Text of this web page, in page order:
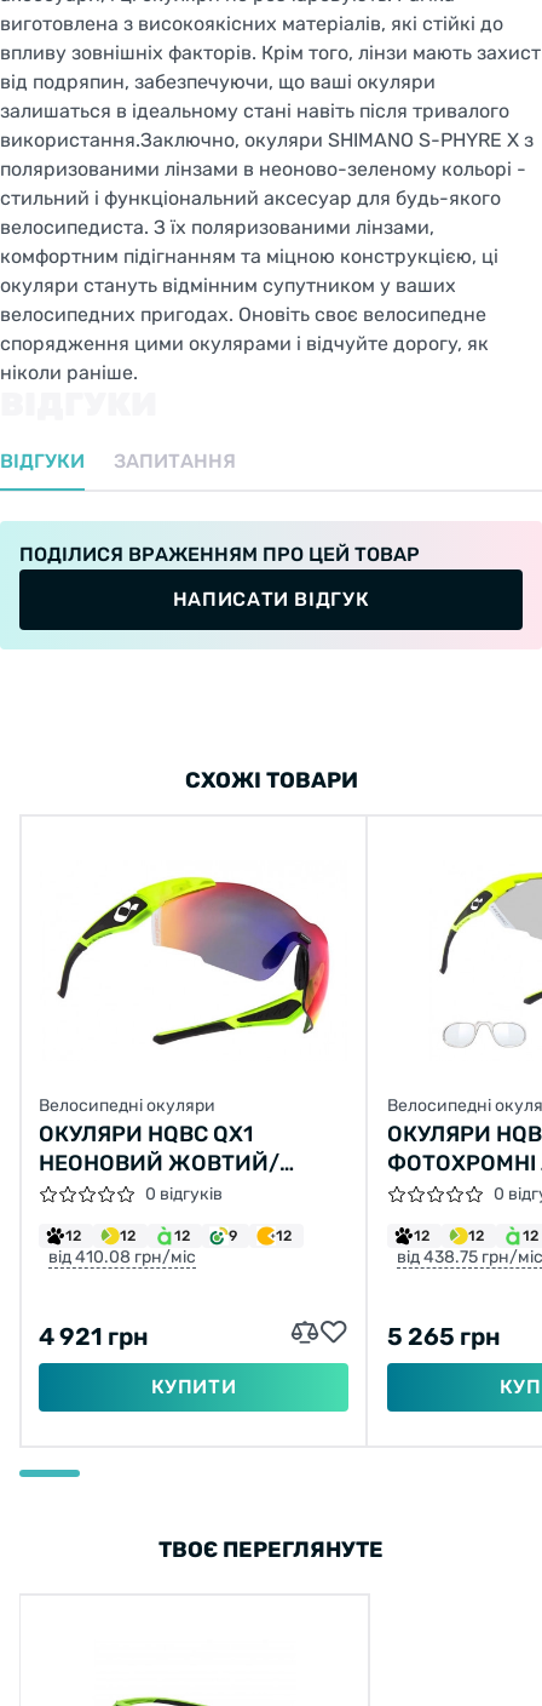
виготовлена з високоякісних матеріалів, які стійкі до
впливу зовнішніх факторів. Крім того, лінзи мають захист
від подряпин, забезпечуючи, що ваші окуляри
залишаться в ідеальному стані навіть після тривалого
використання.Заключно, окуляри SHIMANO S-PHYRE X з
поляризованими лінзами в неоново-зеленому кольорі -
стильний і функціональний аксесуар для будь-якого
велосипедиста. З їх поляризованими лінзами,
комфортним підігнанням та міцною конструкцією, ці
окуляри стануть відмінним супутником у ваших
велосипедних пригодах. Оновіть своє велосипедне
спорядження цими окулярами і відчуйте дорогу, як
ніколи раніше.
ВІДГУКИ ЗАПИТАННЯ
ПОДІЛИСЯ ВРАЖЕННЯМ ПРО ЦЕЙ ТОВАР
НАПИСАТИ ВІДГУК
СХОЖІ ТОВАРИ
Велосипедні окуляри
ОКУЛЯРИ HQBC QX1
НЕОНОВИЙ ЖОВТИЙ/
ЧОРНИЙ
0 відгуків
12 12 12 9 12
від 410.08 грн/міс
4 921 грн
КУПИТИ
Велосипедні
ОКУЛЯРИ
ФОТОХРОМНІ
ДІОПТРИЧНА
CLIP-ON,
ЖОВТИЙ/
0
12 12 12
від 438.75 грн/міс
5 265 грн
ТВОЄ ПЕРЕГЛЯНУТЕ